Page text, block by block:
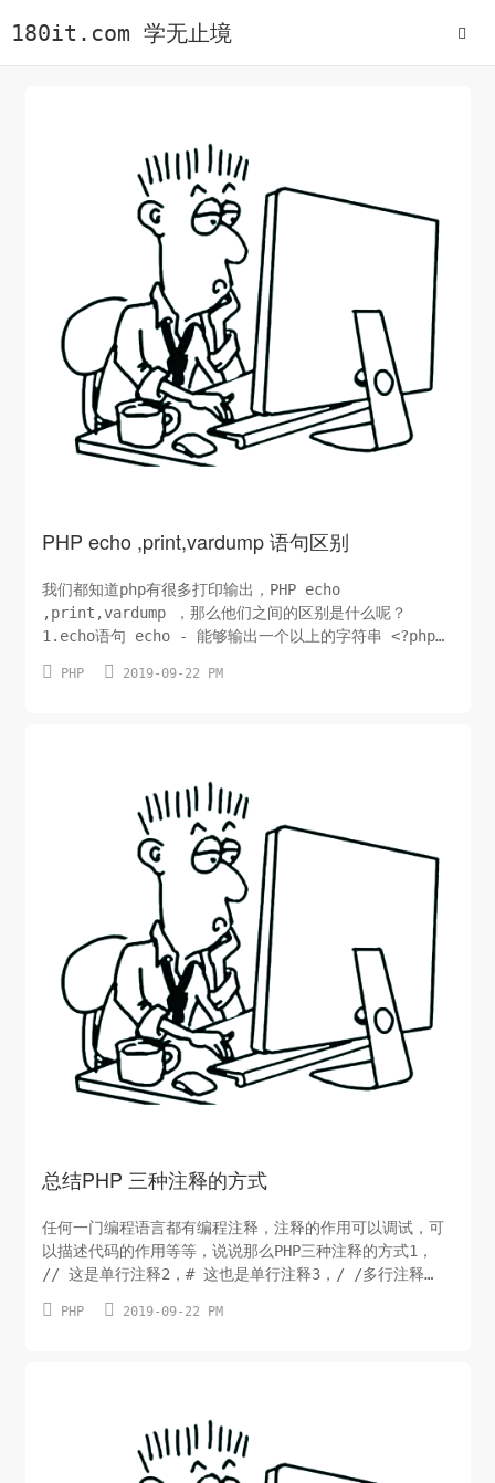
180it.com 学无止境
PHP echo ,print,vardump 语句区别
我们都知道php有很多打印输出，PHP echo
,print,vardump ，那么他们之间的区别是什么呢？
1.echo语句 echo - 能够输出一个以上的字符串 <?php
world!<br>"; echo "I'm about to learn PHP!
 PHP  2019-09-22 PM
总结PHP 三种注释的方式
任何一门编程语言都有编程注释，注释的作用可以调试，可
以描述代码的作用等等，说说那么PHP三种注释的方式1，
// 这是单行注释2，# 这也是单行注释3，/ /多行注释
被作为程序来读取和执行。它唯一的作用是供代码编辑者阅
 PHP  2019-09-22 PM